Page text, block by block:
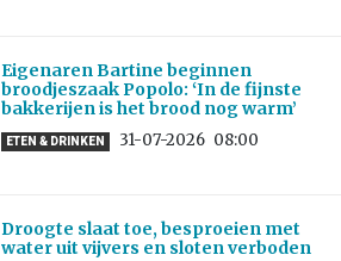
Eigenaren Bartine beginnen
broodjeszaak Popolo: ‘In de fijnste
bakkerijen is het brood nog warm’
ETEN & DRINKEN 31-07-2026 08:00
Droogte slaat toe, besproeien met
water uit vijvers en sloten verboden